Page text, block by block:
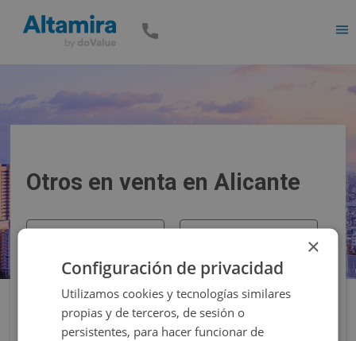
Otros en venta en Alicante
×
Configuración de privacidad
Utilizamos cookies y tecnologías similares
propias y de terceros, de sesión o
persistentes, para hacer funcionar de